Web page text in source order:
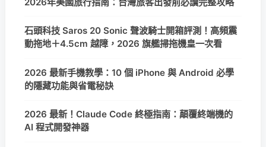
石頭科技 Saros 20 Sonic 聲波騎士開箱評測！高頻震
動拖地＋4.5cm 越障，2026 旗艦掃拖機皇一次看
2026 最新手機教學：10 個 iPhone 與 Android 必學
的隱藏功能與省電秘訣
2026 最新！Claude Code 終極指南：顛覆終端機的
AI 程式開發神器